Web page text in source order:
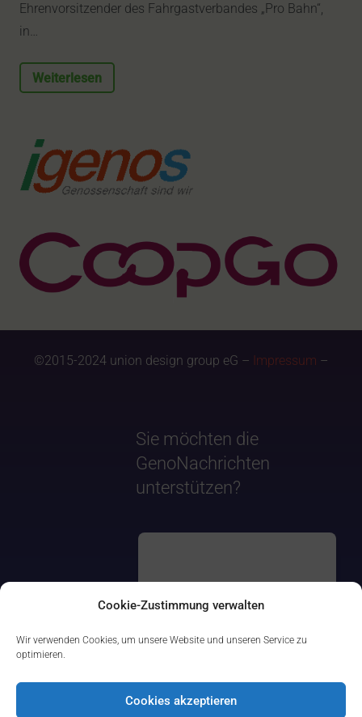
Cookie-Zustimmung verwalten
Wir verwenden Cookies, um unsere Website und unseren Service zu
optimieren.
Cookies akzeptieren
Ehrenvorsitzender des Fahrgastverbandes „Pro Bahn“,
in…
Weiterlesen
©2015-2024 union design group eG – Impressum –
Sie möchten die
GenoNachrichten
unterstützen?